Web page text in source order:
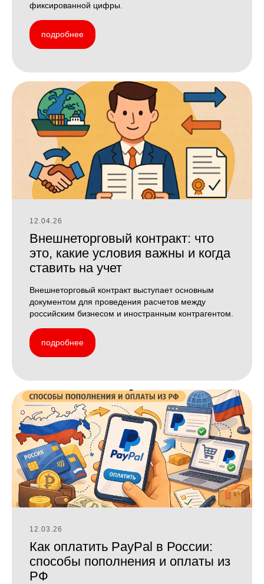
фиксированной цифры.
подробнее
12.04.26
Внешнеторговый контракт: что
это, какие условия важны и когда
ставить на учет
Внешнеторговый контракт выступает основным
документом для проведения расчетов между
российским бизнесом и иностранным контрагентом.
подробнее
12.03.26
Как оплатить PayPal в России:
способы пополнения и оплаты из
РФ